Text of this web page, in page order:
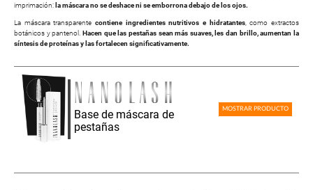
imprimación: la máscara no se deshace ni se emborrona debajo de los ojos.
La máscara transparente contiene ingredientes nutritivos e hidratantes, como extractos
botánicos y pantenol. Hacen que las pestañas sean más suaves, les dan brillo, aumentan la
síntesis de proteínas y las fortalecen significativamente.
Base de máscara de
pestañas
MOSTRAR PRODUCTO